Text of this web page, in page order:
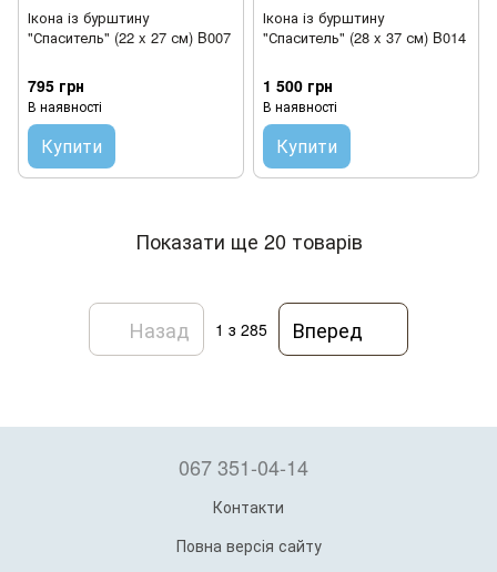
Ікона із бурштину
"Спаситель" (22 x 27 см) B007
795 грн
В наявності
Купити
Ікона із бурштину
"Спаситель" (28 x 37 см) B014
1 500 грн
В наявності
Купити
Показати ще 20 товарів
Назад 1 з 285 Вперед
067 351-04-14
Контакти
Повна версія сайту